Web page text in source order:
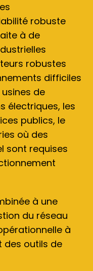
robuste
à de
robustes
difficiles
de
électriques, les
publics, le
où des
sont requises
à une
du réseau
à
des outils de